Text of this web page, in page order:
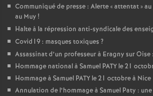
Communiqué de presse : Alerte «attentat»
au Muy !
Halte à la répression anti-syndicale des
Covid19 : masques toxiques ?
Assassinat d’un professeur à Eragny sur Oise
Hommage national à Samuel PATY le 21
Hommage à Samuel PATY le 21 octobre à Nice
Annulation de l’hommage à Samuel Paty :